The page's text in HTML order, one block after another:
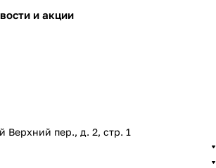
и акции
Верхний пер., д. 2, стр. 1